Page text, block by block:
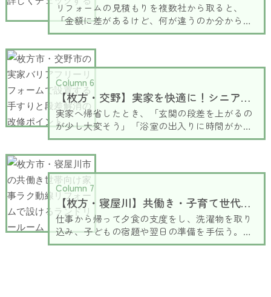
リフォームの見積もりを複数社から取ると、
「金額に差があるけど、何が違うのか分からな
い」と感じる方は多くいらっしゃいます。同じ
工事内容に見えても、見積もりの内訳や含まれ
ている工事によって金額は大きく変わります。
納得して依頼するためには、金額だけで判断す
るのではなく、その違いをきちんと見ていくこ
とが大切です。この記事では、枚方駅周辺でリ
フォームを検討されている方に向けて、見積も
りの見方や比較する際のポイントを分かりやす
く解説していきます。
Column 6
【枚方・交野】実家を快適に！シニア世代のためのバリアフリーリフォーム改修ポイントと施工タイミング
実家へ帰省したとき、「玄関の段差を上がるの
が少し大変そう」「浴室の出入りに時間がかか
るようになった」など、親御さんの様子に変化
を感じたことはありませんか。親御さんは「ま
だ大丈夫」と話していても、ご家族だからこそ
気づける住まいの危険があります。転倒などの
事故が起きてから慌ててリフォームをするので
はなく、「少し心配だな」と感じたタイミング
で住まいを見直すことが大切です。この記事で
は、枚方市・交野市でバリアフリーリフォーム
を考えてる方に向けて、リフォームで押さえて
Column 7
【枚方・寝屋川】共働き・子育て世代必見！リフォームで叶える「家事ラク動線」とすっきり片付く収納アイデア
仕事から帰って夕食の支度をし、洗濯物を取り
込み、子どもの宿題や翌日の準備を手伝う。共
働きで子育て中のご家庭にとって、平日の夕方